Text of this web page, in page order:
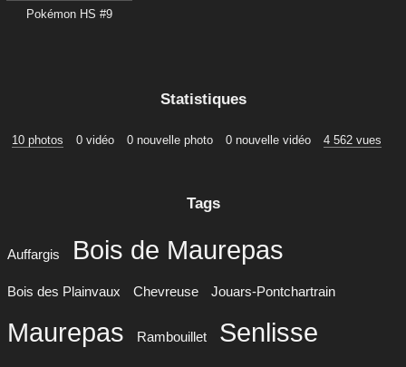
Pokémon HS #9
Statistiques
10 photos 0 vidéo 0 nouvelle photo 0 nouvelle vidéo 4 562 vues
Tags
Auffargis Bois de Maurepas
Bois des Plainvaux Chevreuse Jouars-Pontchartrain
Maurepas Rambouillet Senlisse